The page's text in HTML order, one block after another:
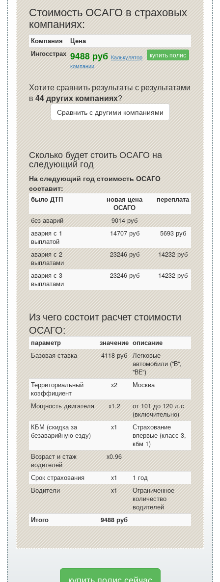
Стоимость ОСАГО в страховых
компаниях:
Компания
Цена
Ингосстрах 9488 руб Калькулятор
компании
купить полис
Хотите сравнить результаты с результатами
в44 других компаниях?
Сравнить с другими компаниями
Сколько будет стоить ОСАГО на
следующий год
На следующий год стоимость ОСАГО
составит:
было ДТП
новая цена
ОСАГО
переплата
без аварий
9014 руб
авария с 1
выплатой
14707 руб 5693 руб
авария с 2
выплатами
23246 руб 14232 руб
авария с 3
выплатами
23246 руб 14232 руб
Из чего состоит расчет стоимости
ОСАГО:
параметр значение описание
Базовая ставка
4118 руб
Легковые
автомобили ("B",
"BE")
Территориальный
коэффициент
x2 Москва
Мощность двигателя x1.2
от 101 до 120 л.с
(включительно)
КБМ (скидка за
безаварийную езду)
x1
Страхование
впервые (класс 3,
кбм 1)
Возраст и стаж
водителей
x0.96
Срок страхования x1
1 год
Водители
x1
Ограниченное
количество
водителей
Итого
9488 руб